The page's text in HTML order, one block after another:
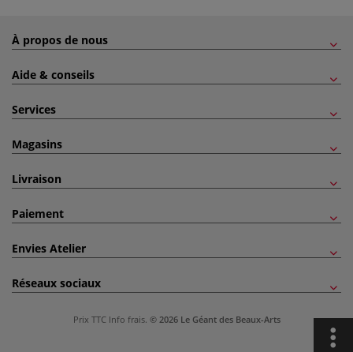
À propos de nous
Aide & conseils
Services
Magasins
Livraison
Paiement
Envies Atelier
Réseaux sociaux
Prix TTC Info frais. © 2026 Le Géant des Beaux-Arts